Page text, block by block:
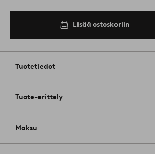
Lisää ostoskoriin
Tuotetiedot
Tuote-erittely
Maksu